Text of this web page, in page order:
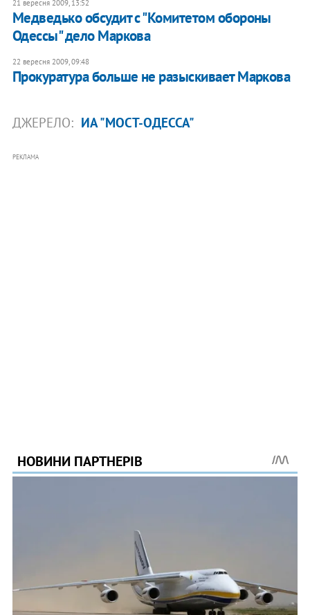
21 вересня 2009, 13:52
Медведько обсудит с "Комитетом обороны
Одессы" дело Маркова
22 вересня 2009, 09:48
Прокуратура больше не разыскивает Маркова
ДЖЕРЕЛО: ИА "МОСТ-ОДЕССА"
РЕКЛАМА